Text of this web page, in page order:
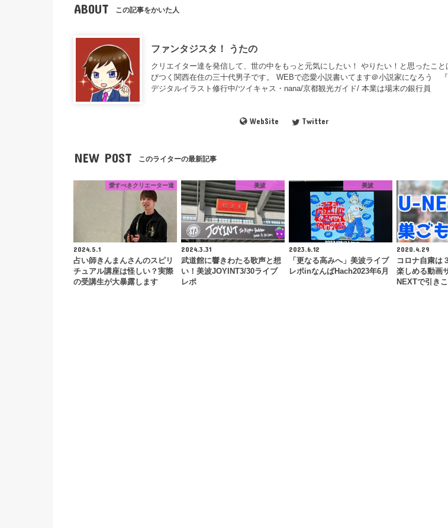
ABOUT この記事をかいた人
ファンタジスタ！ うたの
クリエイター達を発信して、世の中をもっと元気にしたい！ やりたい！と思ったこ
びつく関西在住の三十代男子です。 WEBで恋愛小説書いてます＠小説家になろう 『
デジタルイラスト修行中/ツイキャス・nana/京都観光ガイド/ 本業は場末の銀行員
WebSite Twitter
NEW POST このライターの最新記事
愛すべきクリエーター達
2024.5.1
占い師きんまんさんのスピリ
チュアル講座は怪しい？実際
の受講生が大暴露します
美波
2024.3.31
武道館に響きわたる歌声と想
い！美波JOYINT3/30ライブ
レポ
美波
2023.6.12
「更なる高みへ」美波ライブ
レポinなんばHach2023年6月
2020.4.29
コロナ自粛は
楽しめる動画
NEXTで引き